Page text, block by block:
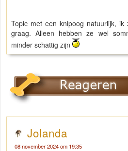
Topic met een knipoog natuurlijk, ik
graag. Alleen hebben ze wel
minder schattig zijn
Jolanda
08 november 2024 om 19:35